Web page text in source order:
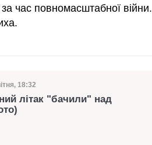
час повномасштабної війни.
публікації
18:32
літак "бачили" над